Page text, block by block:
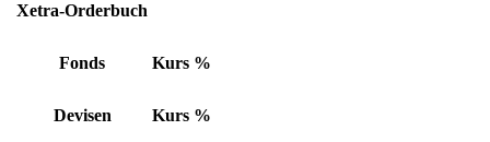
Xetra-Orderbuch
Fonds Kurs %
Devisen Kurs %